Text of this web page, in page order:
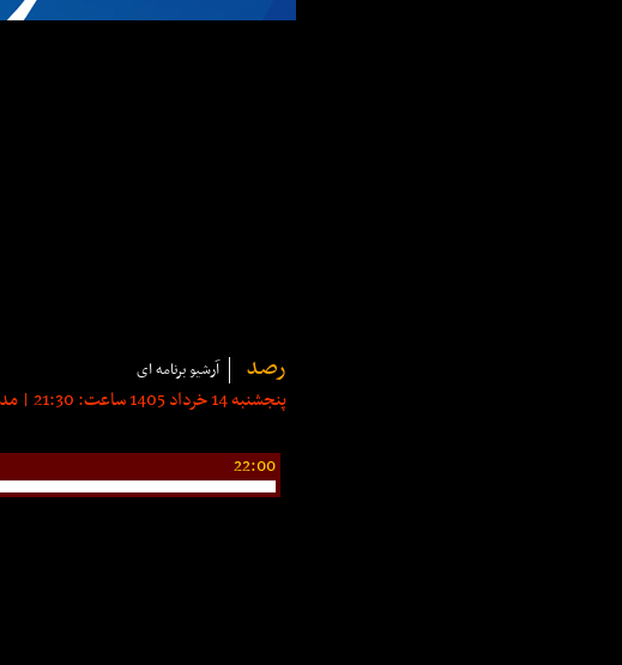
رصد آرشیو برنامه ای
پنجشنبه 14 خرداد 1405 ساعت: 21:30 | مدت: 30 دقیقه
22:00